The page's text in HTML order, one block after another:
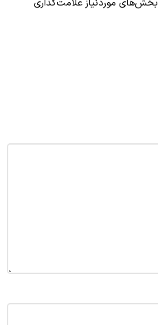
بخش‌های موردنیاز علامت‌گذاری